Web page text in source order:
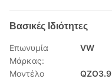
Βασικές Ιδιότητες
Επωνυμία
Μάρκας:
VW
Μοντέλο
QZO3.9